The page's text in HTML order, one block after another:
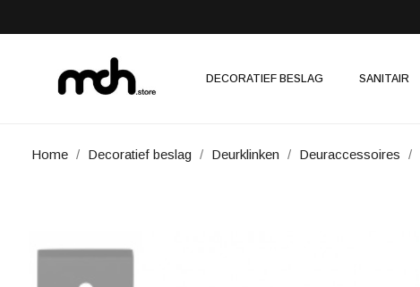
DECORATIEF BESLAG SANITAIR
Home Decoratief beslag Deurklinken Deuraccessoires